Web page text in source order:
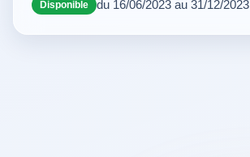
Disponible du 16/06/2023 au 31/12/2023